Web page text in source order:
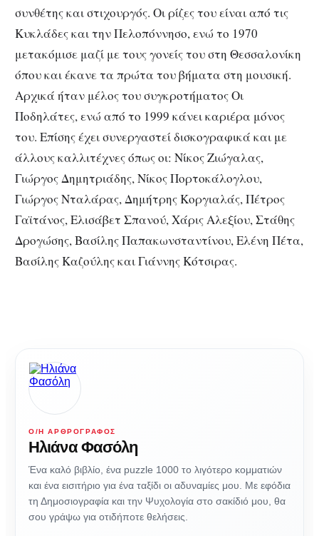
συνθέτης και στιχουργός. Οι ρίζες του είναι από τις
Κυκλάδες και την Πελοπόννησο, ενώ το 1970
μετακόμισε μαζί με τους γονείς του στη Θεσσαλονίκη
όπου και έκανε τα πρώτα του βήματα στη μουσική.
Αρχικά ήταν μέλος του συγκροτήματος Οι
Ποδηλάτες, ενώ από το 1999 κάνει καριέρα μόνος
του. Επίσης έχει συνεργαστεί δισκογραφικά και με
άλλους καλλιτέχνες όπως οι: Νίκος Ζιώγαλας,
Γιώργος Δημητριάδης, Νίκος Πορτοκάλογλου,
Γιώργος Νταλάρας, Δημήτρης Κοργιαλάς, Πέτρος
Γαϊτάνος, Ελισάβετ Σπανού, Χάρις Αλεξίου, Στάθης
Δρογώσης, Βασίλης Παπακωνσταντίνου, Ελένη Πέτα,
Βασίλης Καζούλης και Γιάννης Κότσιρας.
Ο/Η ΑΡΘΡΟΓΡΆΦΟΣ
Ηλιάνα Φασόλη
Ένα καλό βιβλίο, ένα puzzle 1000 το λιγότερο κομματιών
και ένα εισιτήριο για ένα ταξίδι οι αδυναμίες μου. Με εφόδια
τη Δημοσιογραφία και την Ψυχολογία στο σακίδιό μου, θα
σου γράψω για οτιδήποτε θελήσεις.